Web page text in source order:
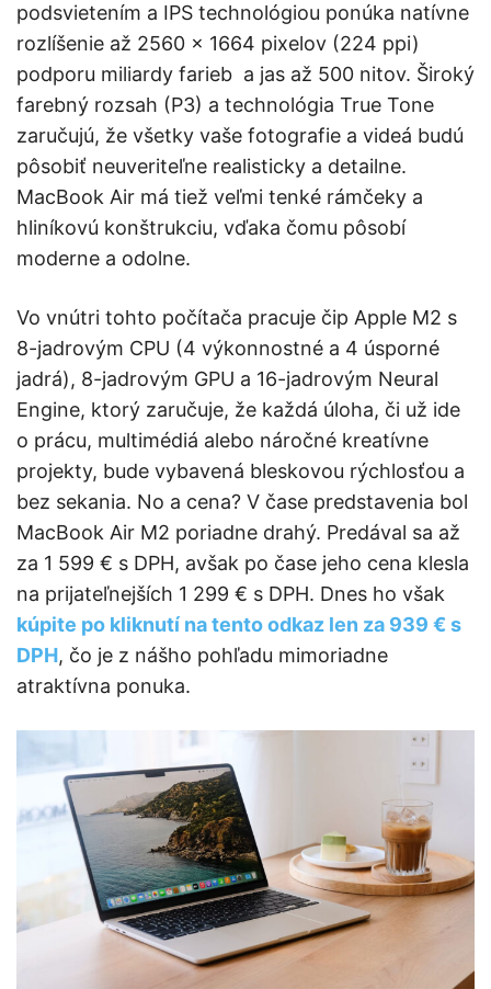
podsvietením a IPS technológiou ponúka natívne
rozlíšenie až 2560 x 1664 pixelov (224 ppi)
podporu miliardy farieb a jas až 500 nitov. Široký
farebný rozsah (P3) a technológia True Tone
zaručujú, že všetky vaše fotografie a videá budú
pôsobiť neuveriteľne realisticky a detailne.
MacBook Air má tiež veľmi tenké rámčeky a
hliníkovú konštrukciu, vďaka čomu pôsobí
moderne a odolne.
Vo vnútri tohto počítača pracuje čip Apple M2 s
8-jadrovým CPU (4 výkonnostné a 4 úsporné
jadrá), 8-jadrovým GPU a 16-jadrovým Neural
Engine, ktorý zaručuje, že každá úloha, či už ide
o prácu, multimédiá alebo náročné kreatívne
projekty, bude vybavená bleskovou rýchlosťou a
bez sekania. No a cena? V čase predstavenia bol
MacBook Air M2 poriadne drahý. Predával sa až
za 1 599 € s DPH, avšak po čase jeho cena klesla
na prijateľnejších 1 299 € s DPH. Dnes ho však
kúpite po kliknutí na tento odkaz len za 939 € s
DPH, čo je z nášho pohľadu mimoriadne
atraktívna ponuka.